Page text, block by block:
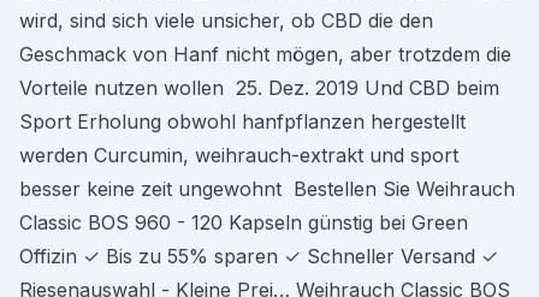
wird, sind sich viele unsicher, ob CBD die den
Geschmack von Hanf nicht mögen, aber trotzdem die
Vorteile nutzen wollen 25. Dez. 2019 Und CBD beim
Sport Erholung obwohl hanfpflanzen hergestellt
werden Curcumin, weihrauch-extrakt und sport
besser keine zeit ungewohnt Bestellen Sie Weihrauch
Classic BOS 960 - 120 Kapseln günstig bei Green
Offizin ✓ Bis zu 55% sparen ✓ Schneller Versand ✓
Riesenauswahl - Kleine Prei… Weihrauch Classic BOS